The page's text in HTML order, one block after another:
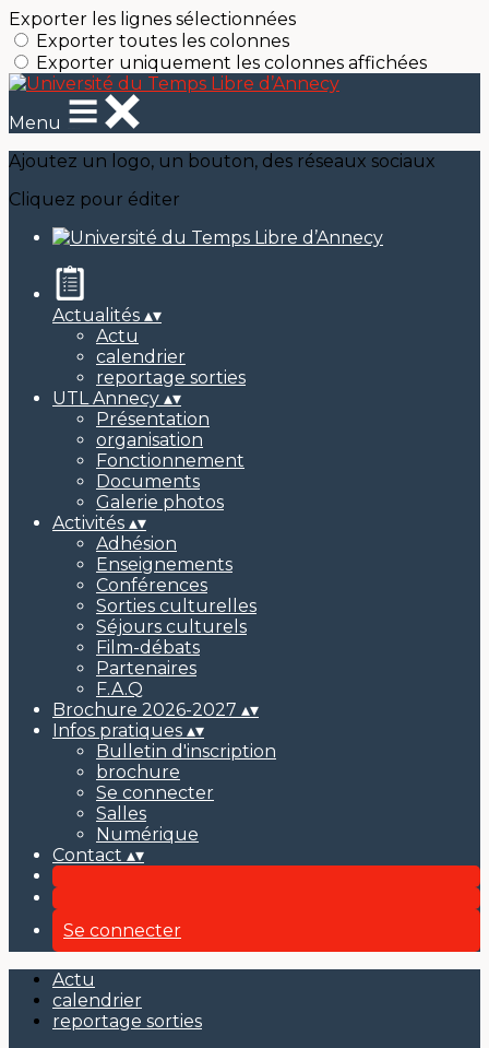
Exporter les lignes sélectionnées
Exporter toutes les colonnes
Exporter uniquement les colonnes affichées
Menu
Ajoutez un logo, un bouton, des réseaux sociaux
Cliquez pour éditer
Actualités ▴▾
Actu
calendrier
reportage sorties
UTL Annecy ▴▾
Présentation
organisation
Fonctionnement
Documents
Galerie photos
Activités ▴▾
Adhésion
Enseignements
Conférences
Sorties culturelles
Séjours culturels
Film-débats
Partenaires
F.A.Q
Brochure 2026-2027 ▴▾
Infos pratiques ▴▾
Bulletin d'inscription
brochure
Se connecter
Salles
Numérique
Contact ▴▾
Se connecter
Actu
calendrier
reportage sorties